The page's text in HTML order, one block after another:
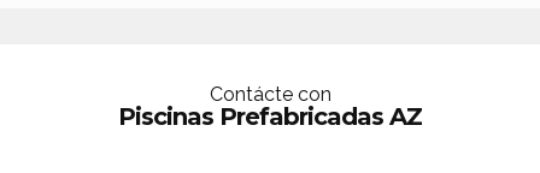
Contácte con
Piscinas Prefabricadas AZ